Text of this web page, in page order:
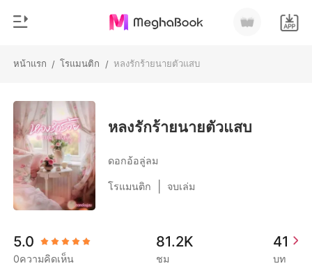
หน้าแรก / โรแมนติก / หลงรักร้ายนายตัวแสบ
เติมเงิน
ประวัติการอ่าน
ออกจากระบบ
ดาวน์โหลดแอป
หมวดหมู่
สมัยใหม่
ประวัติศาสตร์
โรแมนติก
มหาเศรษฐี
หลงรักร้ายนายตัวแสบ
ดอกอ้อลู่ลม
โรแมนติก จบเล่ม
5.0
0ความคิดเห็น
81.2K
ชม
41
บท